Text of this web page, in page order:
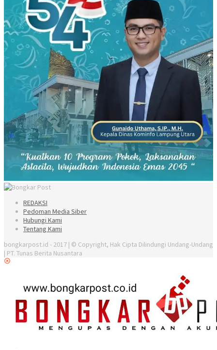
REDAKSI
Pedoman Media Siber
Hubungi Kami
Tentang Kami
bongkarpost.id - 2017 | © Copyright, Hak Cipta Dilindungi Undang-Undang
| PT. Tunas Berita Nusantara